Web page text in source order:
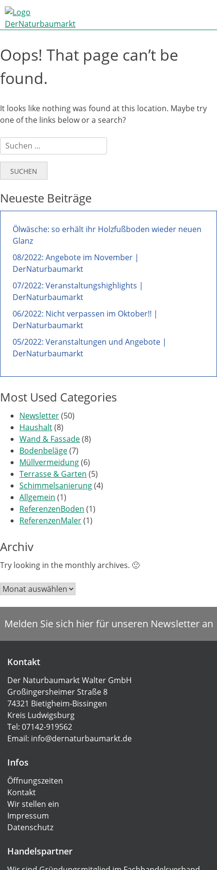
Skip
to
content
Oops! That page can’t be
found.
It looks like nothing was found at this location. Maybe try
one of the links below or a search?
Suchen
nach:
Neueste Beiträge
Ölwäsche: so erhält ihr Holzfußboden wieder neuen
Glanz
08/2022: Angebote im November |
DerNaturbaumarkt
07/2022: Veranstaltungshighlights |
DerNaturbaumarkt
06/2022: Nicht verpassen im Oktober!! |
DerNaturbaumarkt
05/2022: Veranstaltungen und Angebote |
DerNaturbaumarkt
Most Used Categories
Newsletter(50)
Haushalt(8)
Wand & Fassade(8)
Bodenbeläge(7)
Müllvermeidung(6)
Terrasse & Garten (5)
Schimmelsanierung(4)
Allgemein (1)
ReferenzenBoden (1)
ReferenzenMaler(1)
Archiv
Try looking in the monthly archives. 🙂
Archiv
Melden Sie sich hier für unseren Newsletter an
Kontakt
Der Naturbaumarkt Walter GmbH
Großingersheimer Straße 8
74321 Bietigheim-Bissingen
Kreis Ludwigsburg
Tel: 07142-919562
Email: info@dernaturbaumarkt.de
Infos
Öffnungszeiten
Kontakt
Wir stellen ein
Impressum
Datenschutz
Handelspartner